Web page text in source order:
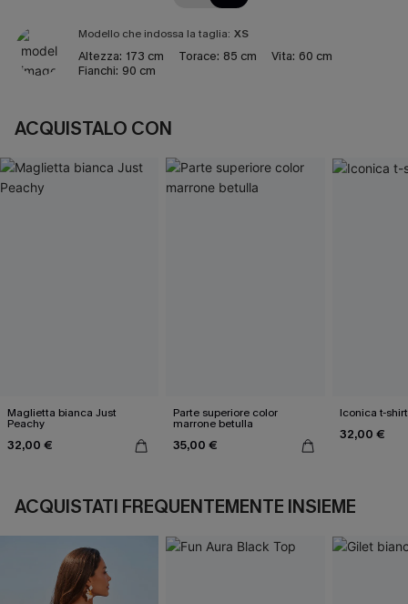
Modello che indossa la taglia: XS
Altezza: 173 cm Torace: 85 cm Vita: 60 cm
Fianchi: 90 cm
ACQUISTALO CON
Maglietta bianca Just
Peachy
32,00 €
Parte superiore color
marrone betulla
35,00 €
Iconica t-
32,00 €
ACQUISTATI FREQUENTEMENTE INSIEME